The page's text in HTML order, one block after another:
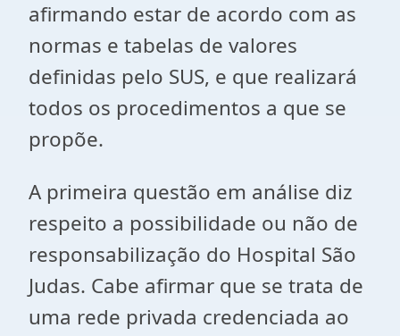
afirmando estar de acordo com as
normas e tabelas de valores
definidas pelo SUS, e que realizará
todos os procedimentos a que se
propõe.
A primeira questão em análise diz
respeito a possibilidade ou não de
responsabilização do Hospital São
Judas. Cabe afirmar que se trata de
uma rede privada credenciada ao